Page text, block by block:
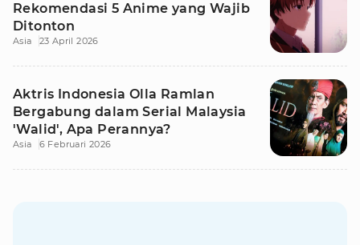
Rekomendasi 5 Anime yang Wajib
Ditonton
Asia 23 April 2026
Aktris Indonesia Olla Ramlan
Bergabung dalam Serial Malaysia
'Walid', Apa Perannya?
Asia 6 Februari 2026